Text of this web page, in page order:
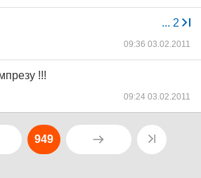
... 2
09:36 03.02.2011
!!!
09:24 03.02.2011
949